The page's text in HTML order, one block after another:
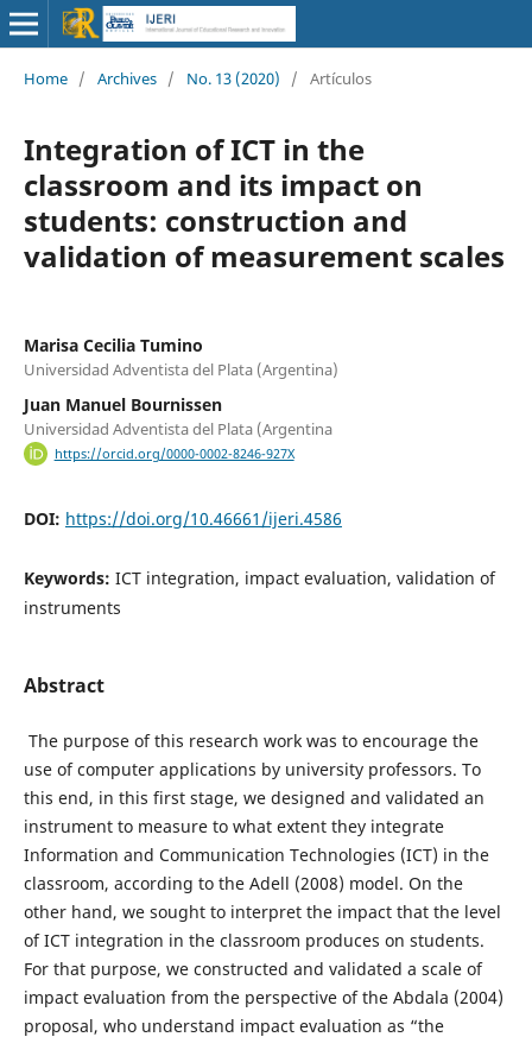
Home / Archives / No. 13 (2020) / Artículos
Integration of ICT in the
classroom and its impact on
students: construction and
validation of measurement scales
Marisa Cecilia Tumino
Universidad Adventista del Plata (Argentina)
Juan Manuel Bournissen
Universidad Adventista del Plata (Argentina
https://orcid.org/0000-0002-8246-927X
DOI: https://doi.org/10.46661/ijeri.4586
Keywords: ICT integration, impact evaluation, validation of
instruments
Abstract
The purpose of this research work was to encourage the
use of computer applications by university professors. To
this end, in this first stage, we designed and validated an
instrument to measure to what extent they integrate
Information and Communication Technologies (ICT) in the
classroom, according to the Adell (2008) model. On the
other hand, we sought to interpret the impact that the level
of ICT integration in the classroom produces on students.
For that purpose, we constructed and validated a scale of
impact evaluation from the perspective of the Abdala (2004)
proposal, who understand impact evaluation as “the